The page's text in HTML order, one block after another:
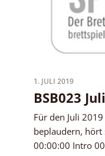
1. JULI 2019
BSB023
Für den Juli
beplaudern, hört
00:00:00 Intro